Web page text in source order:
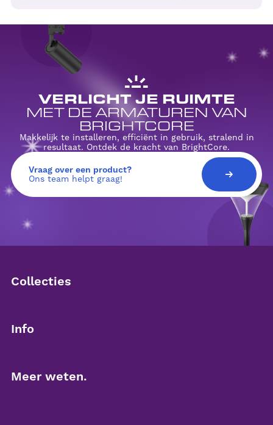
VERLICHT JE RUIMTE
MET DE ARMATUREN VAN
BRIGHTCORE
Makkelijk te installeren, efficiënt in gebruik, stralend in
resultaat. Ontdek de kracht van BrightCore.
Vraag over een product?
Ons team helpt graag!
Collecties
Info
Meer weten.